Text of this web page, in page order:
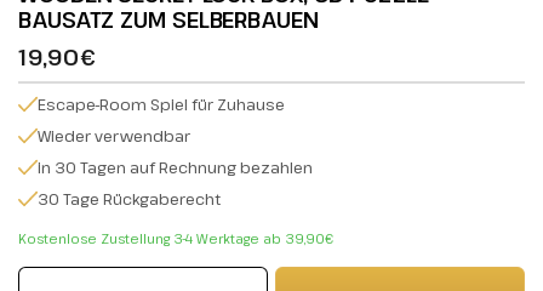
BAUSATZ ZUM SELBERBAUEN
19,90€
Escape-Room Spiel für Zuhause
Wieder verwendbar
in 30 Tagen auf Rechnung bezahlen
30 Tage Rückgaberecht
Kostenlose Zustellung 3-4 Werktage ab 39,90€